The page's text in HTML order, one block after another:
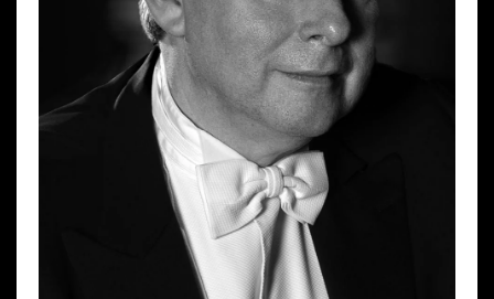
Wynajem kostiumów
Wynajem rekwizytów
Fundusze unijne
Dotacje celowe